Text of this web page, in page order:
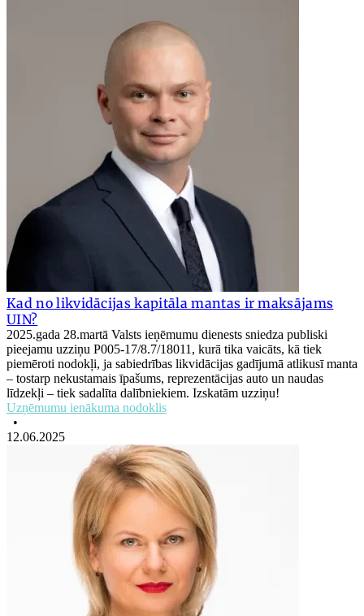
Kad no likvidācijas kapitāla mantas ir maksājams
UIN?
2025.gada 28.martā Valsts ieņēmumu dienests sniedza publiski
pieejamu uzziņu P005-17/8.7/18011, kurā tika vaicāts, kā tiek
piemēroti nodokļi, ja sabiedrības likvidācijas gadījumā atlikusī manta
– tostarp nekustamais īpašums, reprezentācijas auto un naudas
līdzekļi – tiek sadalīta dalībniekiem. Izskatām uzziņu!
Uzņēmumu ienākuma nodoklis
•
12.06.2025